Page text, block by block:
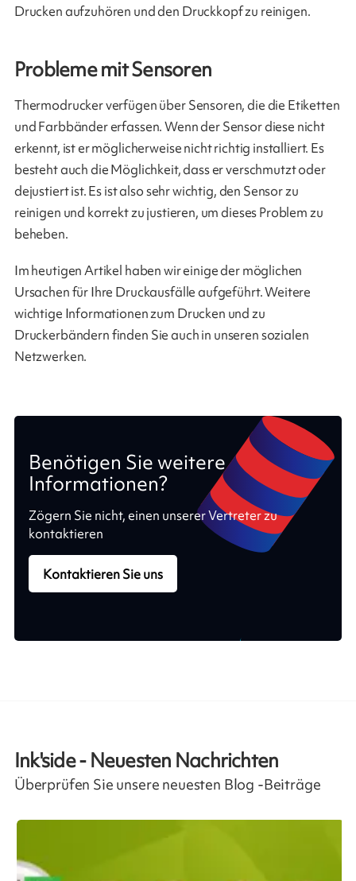
Drucken aufzuhören und den Druckkopf zu reinigen.
Probleme mit Sensoren
Thermodrucker verfügen über Sensoren, die die Etiketten
und Farbbänder erfassen. Wenn der Sensor diese nicht
erkennt, ist er möglicherweise nicht richtig installiert. Es
besteht auch die Möglichkeit, dass er verschmutzt oder
dejustiert ist. Es ist also sehr wichtig, den Sensor zu
reinigen und korrekt zu justieren, um dieses Problem zu
beheben.
Im heutigen Artikel haben wir einige der möglichen
Ursachen für Ihre Druckausfälle aufgeführt. Weitere
wichtige Informationen zum Drucken und zu
Druckerbändern finden Sie auch in unseren sozialen
Netzwerken.
Benötigen Sie weitere
Informationen?
Zögern Sie nicht, einen unserer Vertreter zu
kontaktieren
Kontaktieren Sie uns
Ink'side - Neuesten Nachrichten
Überprüfen Sie unsere neuesten Blog -Beiträge